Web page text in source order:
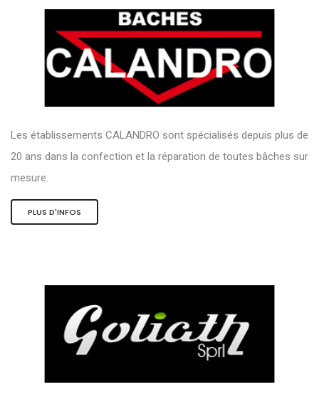
Les établissements CALANDRO sont spécialisés depuis plus de
20 ans dans la confection et la réparation de toutes bâches sur
mesure.
PLUS D'INFOS